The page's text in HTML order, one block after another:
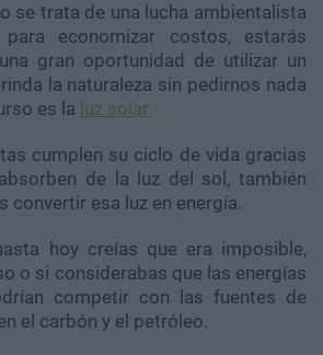
se trata de una lucha ambientalista
economizar costos, estarás
gran oportunidad de utilizar un
la naturaleza sin pedirnos nada
es la luz solar.
cumplen su ciclo de vida gracias
de la luz del sol, también
convertir esa luz en energía.
hoy creías que era imposible,
o si considerabas que las energías
competir con las fuentes de
el carbón y el petróleo.